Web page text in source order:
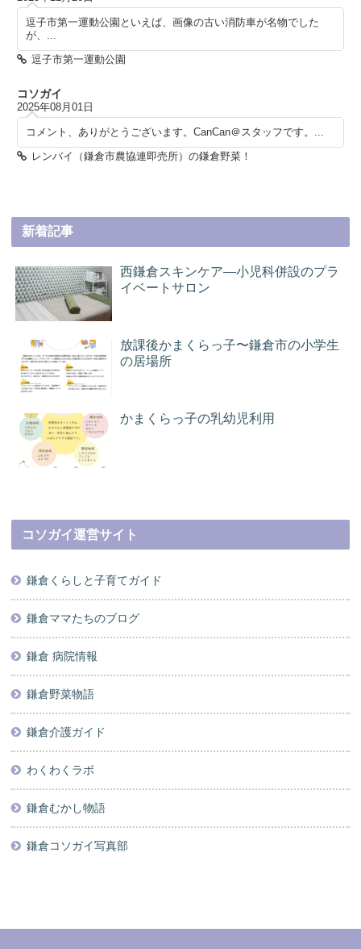
逗子市第一運動公園といえば、画像の古い消防車が名物でした
が、...
逗子市第一運動公園
コソガイ
2025年08月01日
コメント、ありがとうございます。CanCan＠スタッフです。...
レンバイ（鎌倉市農協連即売所）の鎌倉野菜！
新着記事
西鎌倉スキンケア―小児科併設のプラ
イベートサロン
放課後かまくらっ子〜鎌倉市の小学生
の居場所
かまくらっ子の乳幼児利用
コソガイ運営サイト
鎌倉くらしと子育てガイド
鎌倉ママたちのブログ
鎌倉 病院情報
鎌倉野菜物語
鎌倉介護ガイド
わくわくラボ
鎌倉むかし物語
鎌倉コソガイ写真部